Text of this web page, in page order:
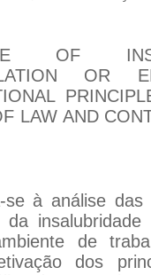
OF
OR
LAW AND
à análise das
insalubridade
de
dos